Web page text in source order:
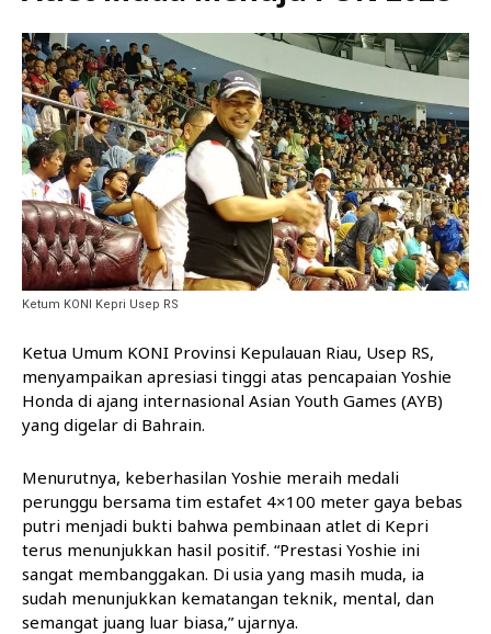
Ketum KONI Kepri Usep RS
Ketua Umum KONI Provinsi Kepulauan Riau, Usep RS,
menyampaikan apresiasi tinggi atas pencapaian Yoshie
Honda di ajang internasional Asian Youth Games (AYB)
yang digelar di Bahrain.
Menurutnya, keberhasilan Yoshie meraih medali
perunggu bersama tim estafet 4×100 meter gaya bebas
putri menjadi bukti bahwa pembinaan atlet di Kepri
terus menunjukkan hasil positif. “Prestasi Yoshie ini
sangat membanggakan. Di usia yang masih muda, ia
sudah menunjukkan kematangan teknik, mental, dan
semangat juang luar biasa,” ujarnya.